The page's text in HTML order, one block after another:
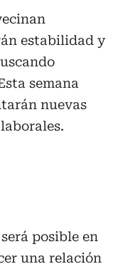
estabilidad y
semana
nuevas
posible en
una relación